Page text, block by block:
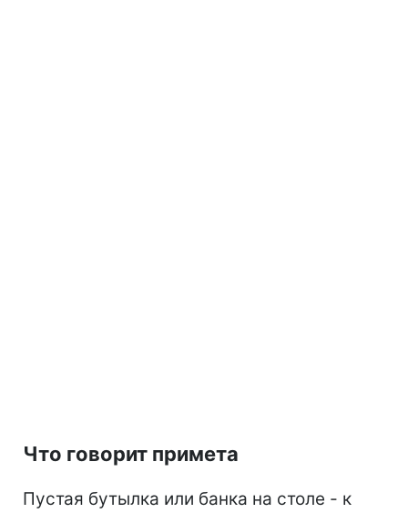
Что говорит примета
Пустая бутылка или банка на столе - к